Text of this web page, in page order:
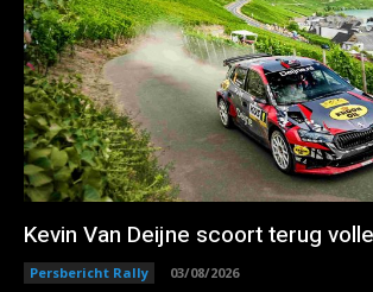
Kevin Van Deijne scoort terug
Persbericht Rally 03/08/2026